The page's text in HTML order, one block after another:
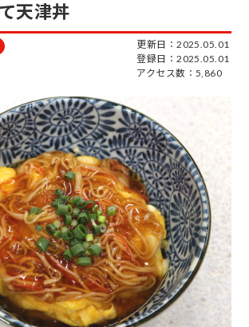
天津丼
更新日：2025.05.01
登録日：2025.05.01
アクセス数：5,860